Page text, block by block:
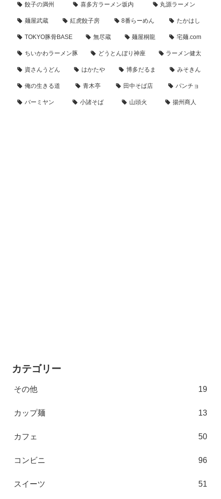
餃子の満州 喜多方ラーメン坂内 丸源ラーメン
麺屋武蔵 紅虎餃子房 8番らーめん たかはし
TOKYO豚骨BASE 無尽蔵 麺屋桐龍 宅麺.com
ちいかわラーメン豚 どうとんぼり神座 ラーメン健太
資さんうどん はかたや 博多だるま みそきん
俺の生きる道 青木亭 田中そば店 パンチョ
バーミヤン 小諸そば 山頭火 揚州商人
カテゴリー
その他 19
カップ麺 13
カフェ 50
コンビニ 96
スイーツ 51